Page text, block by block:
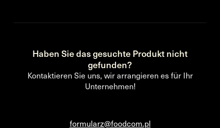
Haben Sie das gesuchte Produkt nicht
gefunden?
Kontaktieren Sie uns, wir arrangieren es für Ihr
Unternehmen!
formularz@foodcom.pl